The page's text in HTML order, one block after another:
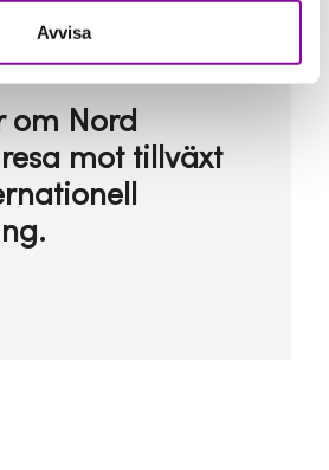
Avvisamarknader.
om Nord
mot tillväxt